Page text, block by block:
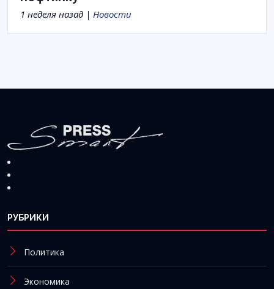
1 неделя назад | Новости
РУБРИКИ
Политика
Экономика